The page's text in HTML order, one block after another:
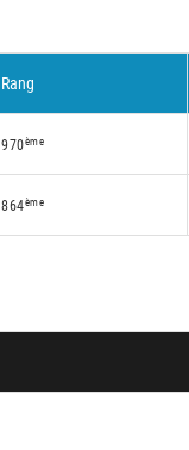
Rang
970ème
864ème